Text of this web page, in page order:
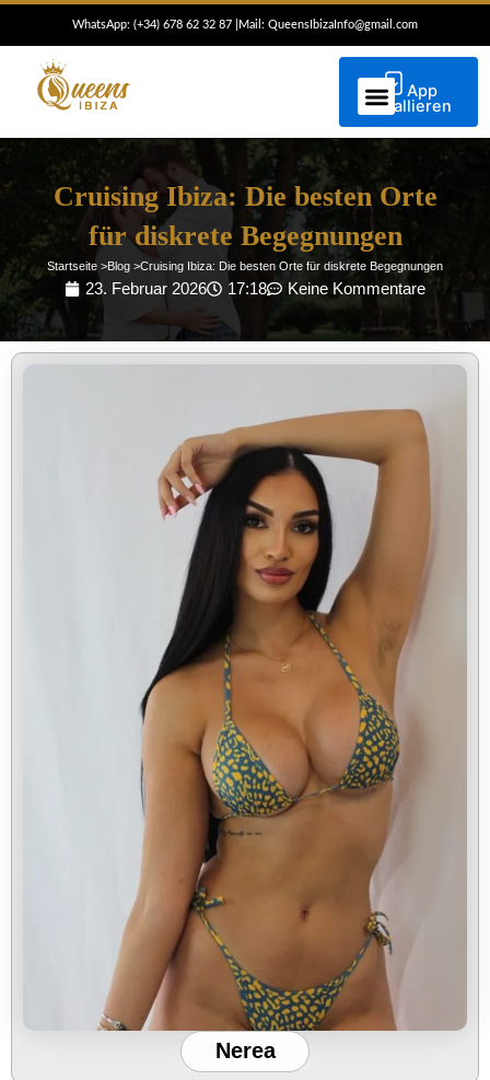
springen
WhatsApp: (+34) 678 62 32 87 Mail: QueensIbizaInfo@gmail.com
App
installieren
Cruising Ibiza: Die besten Orte
für diskrete Begegnungen
Startseite >Blog >Cruising Ibiza: Die besten Orte für diskrete Begegnungen
23. Februar 2026 17:18 Keine Kommentare
Nerea